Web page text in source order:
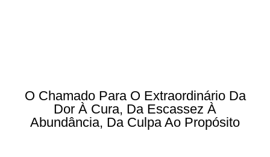
O Chamado Para O Extraordinário Da
Dor À Cura, Da Escassez À
Abundância, Da Culpa Ao Propósito